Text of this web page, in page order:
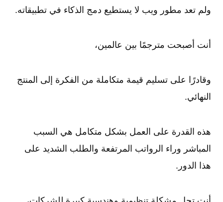
ولم تعد مطور ويب لا يستطيع دمج الذكاء في تطبيقاته.
أنت أصبحت مترجمًا بين عالمين،
وقادرًا على تسليم قيمة متكاملة من الفكرة إلى المنتج
النهائي.
هذه القدرة على العمل بشكل متكامل هي السبب
المباشر وراء الرواتب المرتفعة والطلب الشديد على
هذا الدور.